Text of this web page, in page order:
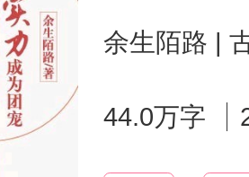
余生陌路 |
44.0万字